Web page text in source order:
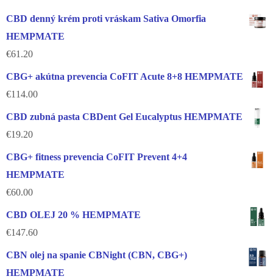
CBD denný krém proti vráskam Sativa Omorfia
HEMPMATE
€61.20
CBG+ akútna prevencia CoFIT Acute 8+8 HEMPMATE
€114.00
CBD zubná pasta CBDent Gel Eucalyptus HEMPMATE
€19.20
CBG+ fitness prevencia CoFIT Prevent 4+4
HEMPMATE
€60.00
CBD OLEJ 20 % HEMPMATE
€147.60
CBN olej na spanie CBNight (CBN, CBG+)
HEMPMATE